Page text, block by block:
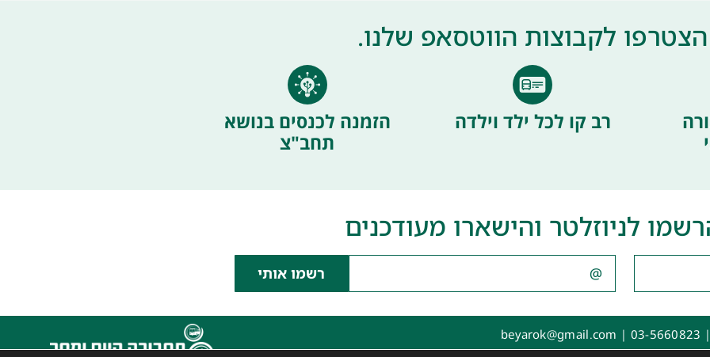
הצטרפו לקבוצות הווטסאפ שלנו.
רב קו לכל ילד וילדה
הזמנה לכנסים בנושא
תחב"צ
לניוזלטר והישארו מעודכנים
רשמו אותי
03-5660823
|
beyarok@gmail.com